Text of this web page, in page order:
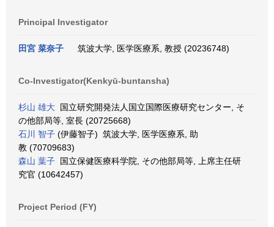
Principal Investigator
田宮 菜奈子 筑波大学, 医学医療系, 教授 (20236748)
Co-Investigator(Kenkyū-buntansha)
杉山 雄大 国立研究開発法人国立国際医療研究センター, そ
の他部局等, 室長 (20725668)
石川 智子 (伊藤智子) 筑波大学, 医学医療系, 助
教 (70709683)
森山 葉子 国立保健医療科学院, その他部局等, 上席主任研
究官 (10642457)
Project Period (FY)